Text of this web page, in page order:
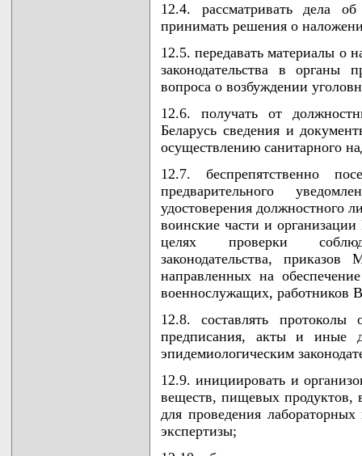
12.4. рассматривать дела
принимать решения о
12.5. передавать материалы о
законодательства в органы
вопроса о возбуждении
12.6. получать от
Беларусь сведения и
осуществлению санитарного
12.7. беспрепятственно
предварительного
удостоверения должностного
воинские части и
целях проверки
законодательства,
направленных на
военнослужащих, работников
12.8. составлять протоколы
предписания, акты и иные
эпидемиологическим
12.9. инициировать и
веществ, пищевых продуктов,
для проведения лабораторных
экспертизы;